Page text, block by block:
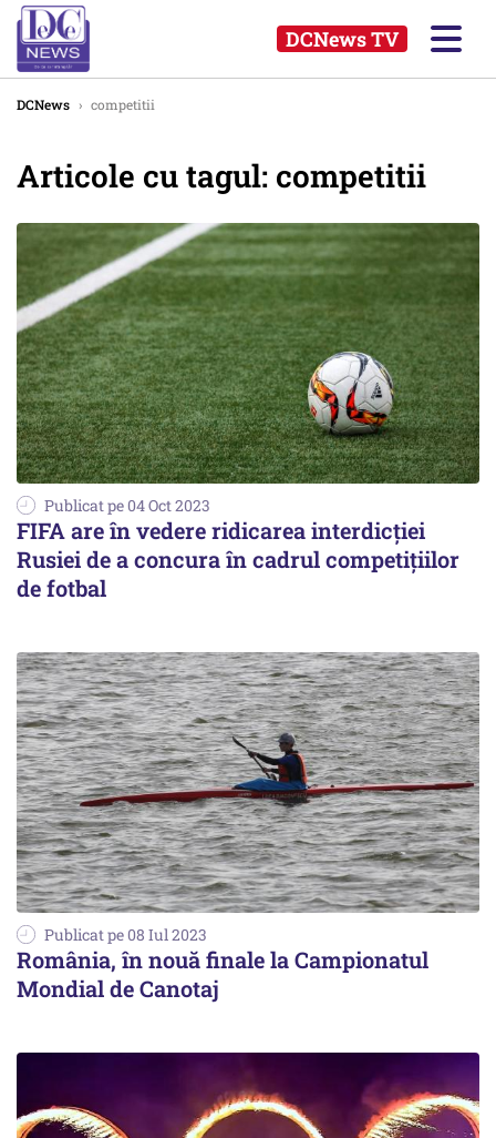
DCNews TV
DCNews › competitii
Articole cu tagul: competitii
Publicat pe 04 Oct 2023
FIFA are în vedere ridicarea interdicției
Rusiei de a concura în cadrul competițiilor
de fotbal
Publicat pe 08 Iul 2023
România, în nouă finale la Campionatul
Mondial de Canotaj